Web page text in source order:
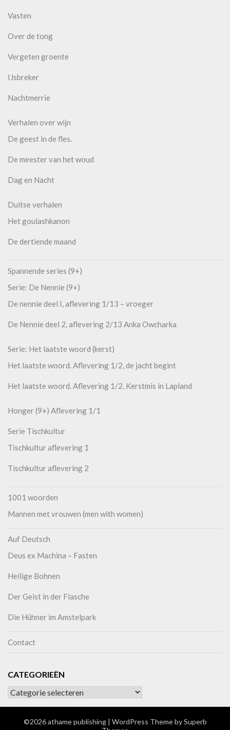
Vasten
Over de tong
Vergeten groente
IJsbreker
Nachtmerrie
Verhalen over wijn
De geest in de fles.
De meester van het woud
Dag en Nacht
Duitse verhalen
Het goulashkanon
De dertiende maand
Spannende series (9+)
Serie: De Nennie (9+)
De nennie deel I, aflevering 1/13 – vroeger
De Nennie deel 2, aflevering 2/13 Anka Owcharka
Serie: Het laatste woord (kerst)
Het laatste woord. Aflevering 1/2, de jacht begint
Het laatste woord. Aflevering 1/2, Kerstmis in Lapland
Honger (9+) Aflevering 1/1
Serie Tischkultur
Tischkultur aflevering 1
Tischkultur aflevering 2
1001 woorden
Mannen met vrouwen (men with women)
Auf Deutsch
Deus ex Machina – Fasten
Heilige Bohnen
Der Geist in der Flasche
Die Hühner im Amstelpark
Contact
CATEGORIEËN
©2026 athame publishing | WordPress Theme bySuperb